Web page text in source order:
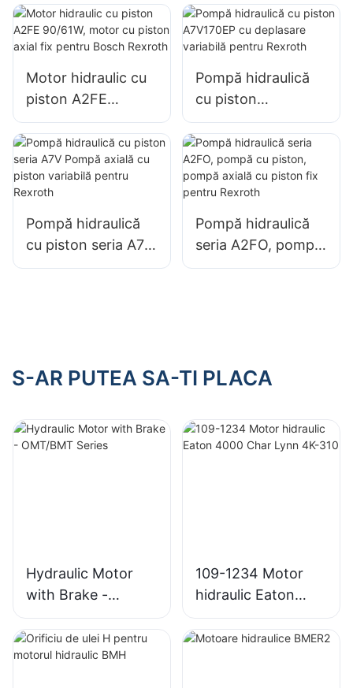
combinate ale
supapelor
Motor hidraulic cu
piston A2FE
90/61W, motor cu
piston axial fix
pentru Bosch
Rexroth
Pompă hidraulică
cu piston
A7V170EP cu
deplasare variabilă
pentru Rexroth
Pompă hidraulică
cu piston seria A7V
Pompă axială cu
Pompă hidraulică
seria A2FO, pompă
cu piston, pompă
S-AR PUTEA SA-TI PLACA
Hydraulic Motor
with Brake -
OMT/BMT Series
109-1234 Motor
hidraulic Eaton
4000 Char Lynn
4K-310